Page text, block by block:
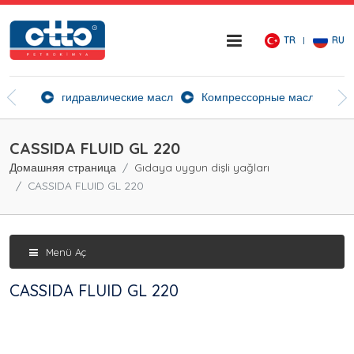
TR RU
агенты гидравлические масла Компрессорные масла
CASSIDA FLUID GL 220
Домашняя страница
Gıdaya uygun dişli yağları
CASSIDA FLUID GL 220
Menü Aç
CASSIDA FLUID GL 220